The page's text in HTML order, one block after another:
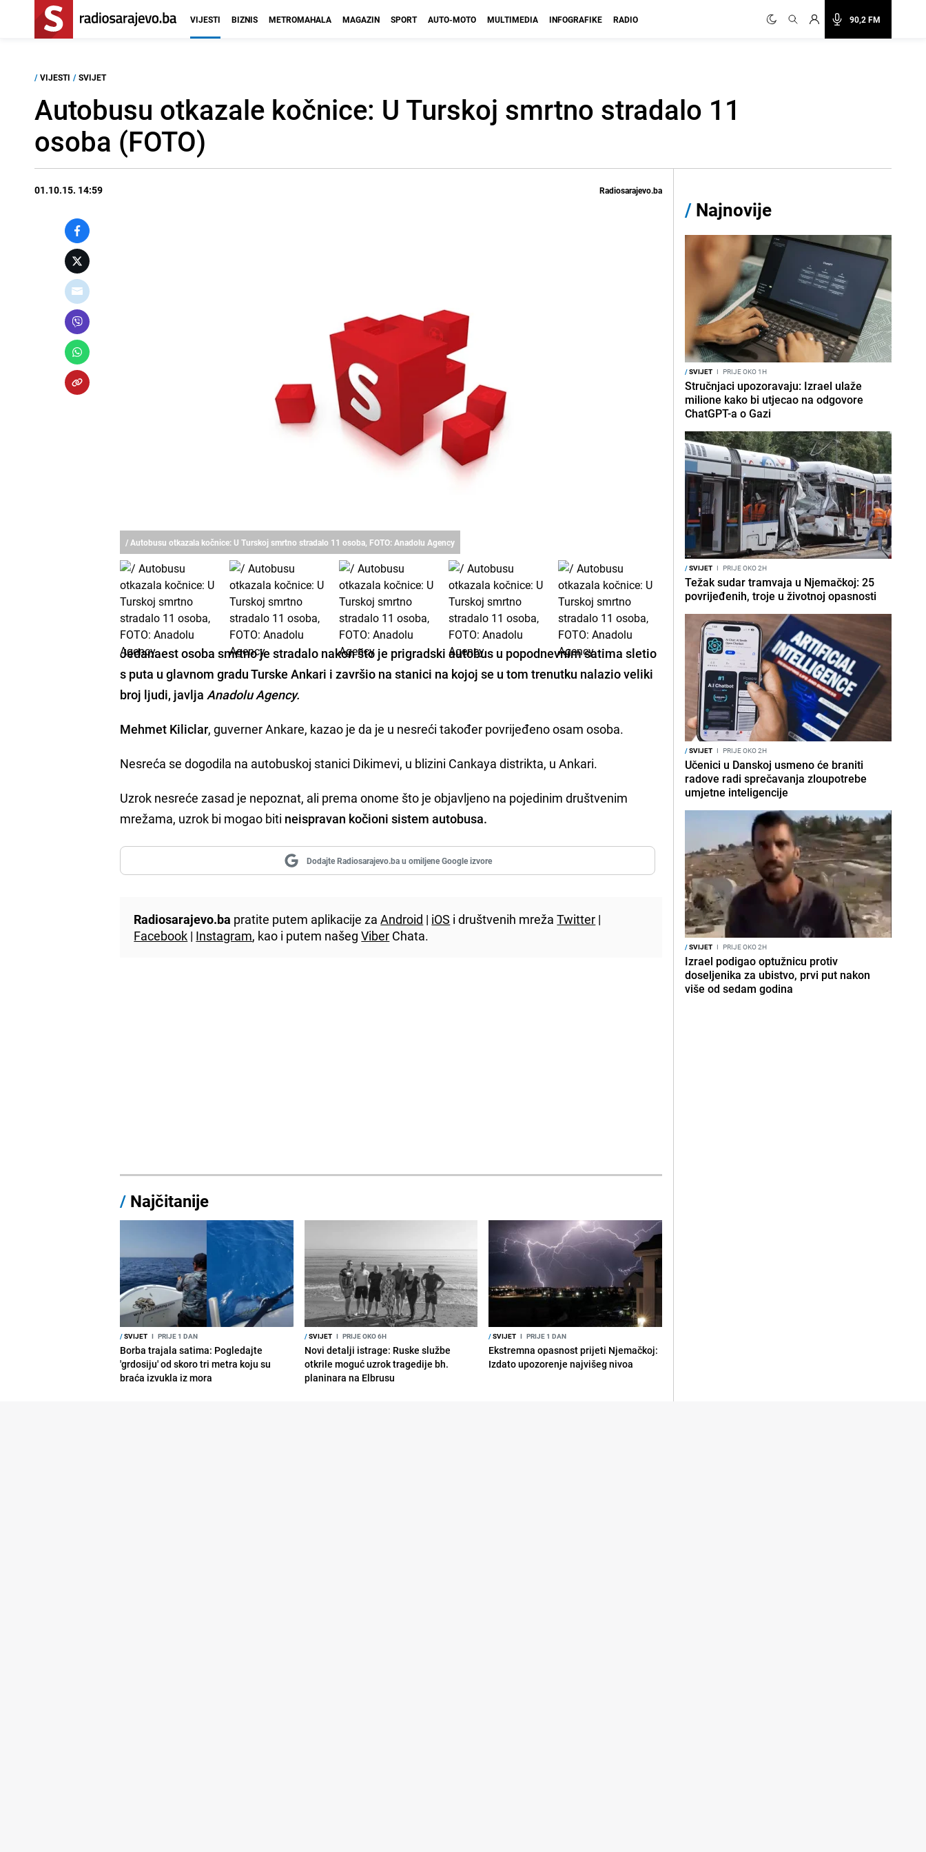
90,2 FM
VIJESTI BIZNIS METROMAHALA MAGAZIN SPORT AUTO-MOTO MULTIMEDIA INFOGRAFIKE RADIO
/ VIJESTI / SVIJET
Autobusu otkazale kočnice: U Turskoj smrtno stradalo 11
osoba (FOTO)
01.10.15. 14:59 Radiosarajevo.ba
/ Autobusu otkazala kočnice: U Turskoj smrtno stradalo 11 osoba, FOTO: Anadolu Agency
Jedanaest osobasmrtno je stradalo nakon što je prigradski autobus u popodnevnim satimasletio
s puta u glavnom gradu Turske Ankari i završio na stanici na kojoj se u tom trenutku nalazio veliki
broj ljudi, javlja Anadolu Agency.
Mehmet Kiliclar, guverner Ankare, kazao je da je u nesreći također povrijeđeno osam osoba.
Nesreća se dogodila na autobuskoj stanici Dikimevi, u blizini Cankaya distrikta, u Ankari.
Uzrok nesreće zasad je nepoznat, ali prema onome što je objavljeno na pojedinim društvenim
mrežama, uzrok bi mogao biti neispravan kočioni sistem autobusa.
Dodajte Radiosarajevo.ba u omiljene Google izvore
Radiosarajevo.ba pratite putem aplikacije zaAndroid | iOS i društvenih mrežaTwitter |
Facebook | Instagram, kao i putem našegViber Chata.
/ Najčitanije
/SVIJET I PRIJE 1 DAN
Borba trajala satima: Pogledajte
'grdosiju' od skoro tri metra koju su
braća izvukla iz mora
/SVIJET I PRIJE OKO 6H
Novi detalji istrage: Ruske službe
otkrile moguć uzrok tragedije bh.
planinara na Elbrusu
/SVIJET I PRIJE 1 DAN
Ekstremna opasnost prijeti Njemačkoj:
Izdato upozorenje najvišeg nivoa
/ Najnovije
/SVIJET I PRIJE OKO 1H
Stručnjaci upozoravaju: Izrael ulaže
milione kako bi utjecao na odgovore
ChatGPT-a o Gazi
/SVIJET I PRIJE OKO 2H
Težak sudar tramvaja u Njemačkoj: 25
povrijeđenih, troje u životnoj opasnosti
/SVIJET I PRIJE OKO 2H
Učenici u Danskoj usmeno će braniti
radove radi sprečavanja zloupotrebe
umjetne inteligencije
/SVIJET I PRIJE OKO 2H
Izrael podigao optužnicu protiv
doseljenika za ubistvo, prvi put nakon
više od sedam godina